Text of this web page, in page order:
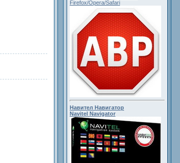
Firefox/Opera/Safari
Навител Навигатор
Navitel Navigator